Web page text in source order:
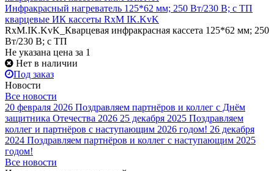
Инфракрасный нагреватель 125*62 мм; 250 Вт/230 В; с ТП
кварцевые ИК кассеты RxM IK.KvK
RxM.IK.KvK_Кварцевая инфракрасная кассета 125*62 мм; 250
Вт/230 В; с ТП
Не указана цена за 1
Нет в наличии
Под заказ
Новости
Все новости
20 февраля 2026 Поздравляем партнёров и коллег с Днём
защитника Отечества 2026 25 декабря 2025 Поздравляем
коллег и партнёров с наступающим 2026 годом! 26 декабря
2024 Поздравляем партнёров и коллег с наступающим 2025
годом!
Все новости